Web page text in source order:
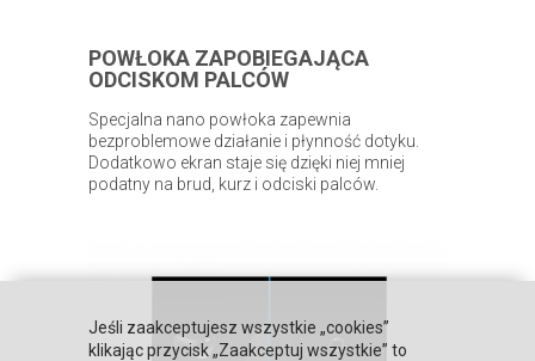
POWŁOKA ZAPOBIEGAJĄCA
ODCISKOM PALCÓW
Specjalna nano powłoka zapewnia
bezproblemowe działanie i płynność dotyku.
Dodatkowo ekran staje się dzięki niej mniej
podatny na brud, kurz i odciski palców.
Jeśli zaakceptujesz wszystkie „cookies”
klikając przycisk „Zaakceptuj wszystkie” to